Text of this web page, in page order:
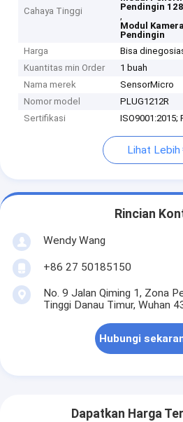
Cahaya Tinggi
Pendingin
,
Modul
Pendingin
Harga
Bisa
Kuantitas min Order
1 buah
Nama merek
SensorMicro
Nomor model
PLUG1212R
Sertifikasi
ISO9001:2015;
Lihat Lebih
Rincian
Wendy Wang
+86 27 50185150
No. 9 Jalan Qiming 1, Zona
Tinggi Danau Timur, Wuhan
Hubungi
Dapatkan Harga